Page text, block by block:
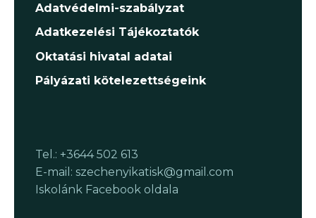
Adatvédelmi-szabályzat
Adatkezelési Tájékoztatók
Oktatási hivatal adatai
Pályázati kötelezettségeink
Tel.: +3644 502 613
E-mail: szechenyikatisk@gmail.com
Iskolánk Facebook oldala